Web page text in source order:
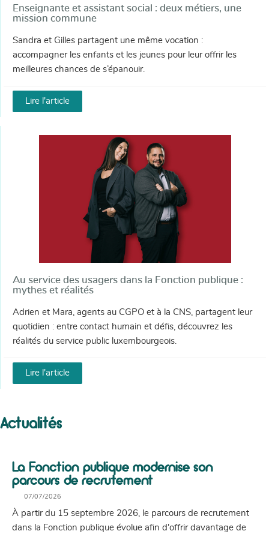
Enseignante et assistant social : deux métiers, une
mission commune
Sandra et Gilles partagent une même vocation :
accompagner les enfants et les jeunes pour leur offrir les
meilleures chances de s’épanouir.
Lire l'article
Au service des usagers dans la Fonction publique :
mythes et réalités
Adrien et Mara, agents au CGPO et à la CNS, partagent leur
quotidien : entre contact humain et défis, découvrez les
réalités du service public luxembourgeois.
Lire l'article
Actualités
La Fonction publique modernise son
parcours de recrutement
07/07/2026
À partir du 15 septembre 2026, le parcours de recrutement
dans la Fonction publique évolue afin d'offrir davantage de